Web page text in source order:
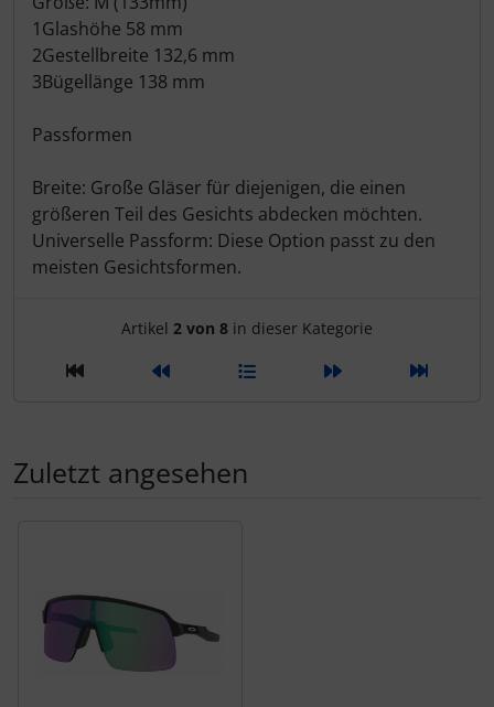
1Glashöhe 58 mm
2Gestellbreite 132,6 mm
3Bügellänge 138 mm
Passformen
Breite: Große Gläser für diejenigen, die einen
größeren Teil des Gesichts abdecken möchten.
Universelle Passform: Diese Option passt zu den
meisten Gesichtsformen.
Artikelnavigation innerhalb
Artikel 2 von 8 in dieser Kategorie
Zuletzt angesehen
SEKA
SRAM
SRM
Ultradynamico